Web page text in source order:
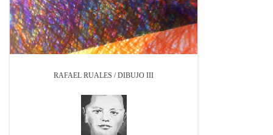
RAFAEL RUALES / DIBUJO III